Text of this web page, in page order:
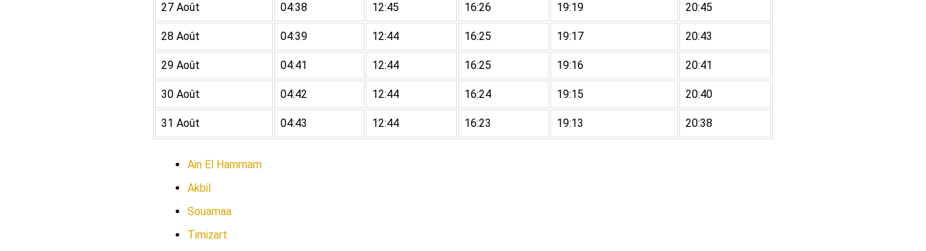
27 Août 04:38 12:45 16:26 19:19 20:45
28 Août 04:39 12:44 16:25 19:17 20:43
29 Août 04:41 12:44 16:25 19:16 20:41
30 Août 04:42 12:44 16:24 19:15 20:40
31 Août 04:43 12:44 16:23 19:13 20:38
Ain El Hammam
Akbil
Souamaa
Timizart